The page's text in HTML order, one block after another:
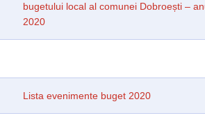
bugetului local al comunei Dobroești –
2020
Lista evenimente buget 2020